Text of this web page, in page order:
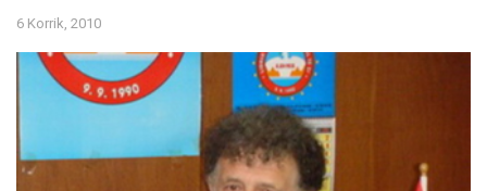
6 Korrik, 2010